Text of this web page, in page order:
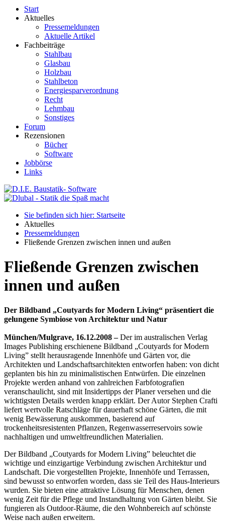
Start
Aktuelles
Pressemeldungen
Aktuelle Artikel
Fachbeiträge
Stahlbau
Glasbau
Holzbau
Stahlbeton
Energiesparverordnung
Recht
Lehmbau
Sonstiges
Forum
Rezensionen
Bücher
Software
Jobbörse
Links
Sie befinden sich hier: Startseite
Aktuelles
Pressemeldungen
Fließende Grenzen zwischen innen und außen
Fließende Grenzen zwischen
innen und außen
Der Bildband „Coutyards for Modern Living“ präsentiert die
gelungene Symbiose von Architektur und Natur
München/Mulgrave, 16.12.2008 –Der im australischen Verlag
Images Publishing erschienene Bildband „Coutyards for Modern
Living” stellt herausragende Innenhöfe und Gärten vor, die
Architekten und Landschaftsarchitekten entworfen haben: von dicht
geplanten bis hin zu minimalistischen Entwürfen. Die einzelnen
Projekte werden anhand von zahlreichen Farbfotografien
veranschaulicht, sind mit Insidertipps der Planer versehen und die
wichtigsten Details werden knapp erklärt. Der Autor Stephen Crafti
liefert wertvolle Ratschläge für dauerhaft schöne Gärten, die mit
wenig Bewässerung auskommen, basierend auf
trockenheitsresistenten Pflanzen, Regenwasserreservoirs sowie
nachhaltigen und umweltfreundlichen Materialien.
Der Bildband „Coutyards for Modern Living” beleuchtet die
wichtige und einzigartige Verbindung zwischen Architektur und
Landschaft. Die vorgestellten Projekte, Innenhöfe und Terrassen,
sind bewusst so entworfen worden, dass sie Teil des Haus-Interieurs
wurden. Sie bieten eine attraktive Lösung für Menschen, denen
wenig Zeit für die Pflege und Instandhaltung von Gärten bleibt. Sie
fungieren als Outdoor-Räume, die den Wohnbereich auf schönste
Weise nach außen erweitern.